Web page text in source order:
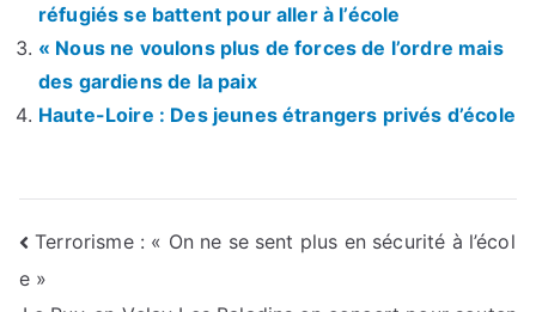
réfugiés se battent pour aller à l’école
« Nous ne voulons plus de forces de l’ordre mais
des gardiens de la paix
Haute-Loire : Des jeunes étrangers privés d’école
Navigation
de
Terrorisme : « On ne se sent plus en sécurité à l’écol
e »